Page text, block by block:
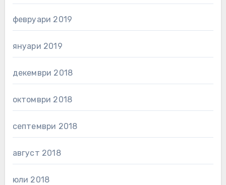
февруари 2019
януари 2019
декември 2018
октомври 2018
септември 2018
август 2018
юли 2018